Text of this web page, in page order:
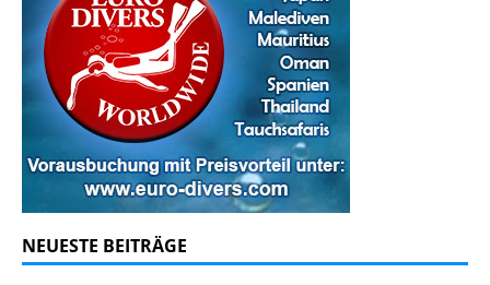
NEUESTE BEITRÄGE